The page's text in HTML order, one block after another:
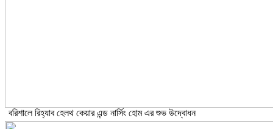
বরিশালে রিহ্যাব হেলথ কেয়ার এন্ড নার্সিং হোম এর শুভ উদ্বোধন